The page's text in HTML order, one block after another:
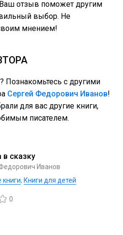
отзыв поможет другим
выбор. Не
мнением!
Познакомьтесь с другими
Сергей Федорович Иванов!
для вас другие книги,
писателем.
в сказку
Иванов
книги, Книги для детей
0